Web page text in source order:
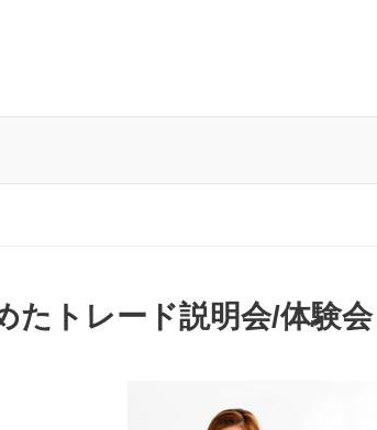
たトレード説明会/体験会